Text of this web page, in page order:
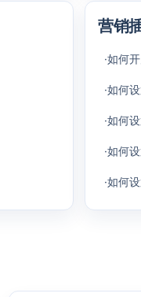
营销
·如何
·如何
·如何
·如何
·如何